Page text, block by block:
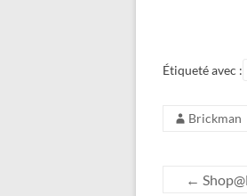
Étiqueté avec :
Brickman
←